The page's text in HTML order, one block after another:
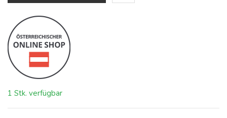
1 Stk. verfügbar